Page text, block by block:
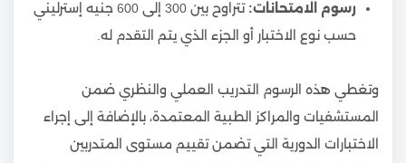
رسوم الامتحانات:
تتراوح بين 300 إلى 600 جنيه إسترليني
حسب نوع الاختبار أو الجزء الذي يتم التقدم له.
وتغطي هذه الرسوم التدريب العملي والنظري ضمن
المستشفيات والمراكز الطبية المعتمدة، بالإضافة إلى إجراء
الاختبارات الدورية التي تضمن تقييم مستوى المتدربين